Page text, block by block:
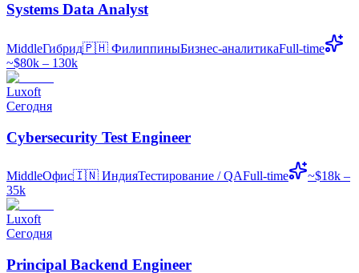
Systems Data Analyst
MiddleГибрид🇵🇭 ФилиппиныБизнес-аналитикаFull-time
~$80k – 130k
Luxoft
Сегодня
Cybersecurity Test Engineer
MiddleОфис🇮🇳 ИндияТестирование / QAFull-time
~$18k –
35k
Luxoft
Сегодня
Principal Backend Engineer